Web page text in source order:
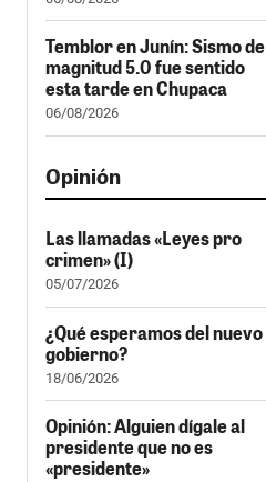
Temblor en Junín: Sismo de
magnitud 5.0 fue sentido
esta tarde en Chupaca
06/08/2026
Opinión
Las llamadas «Leyes pro
crimen» (I)
05/07/2026
¿Qué esperamos del nuevo
gobierno?
18/06/2026
Opinión: Alguien dígale al
presidente que no es
«presidente»